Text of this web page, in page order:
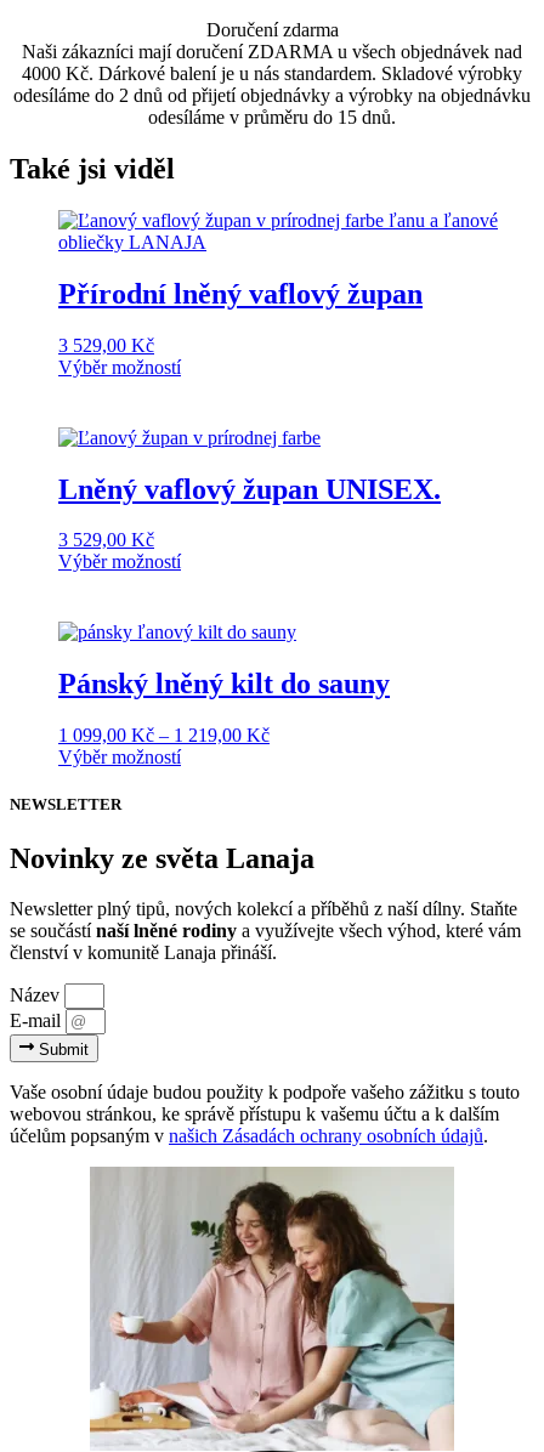
Doručení zdarma
Naši zákazníci mají doručení ZDARMA u všech objednávek nad
4000 Kč. Dárkové balení je u nás standardem. Skladové výrobky
odesíláme do 2 dnů od přijetí objednávky a výrobky na objednávku
odesíláme v průměru do 15 dnů.
Také jsi viděl
Přírodní lněný vaflový župan
3 529,00 Kč
Výběr možnostíTento
více
variant.
Možnosti
lze
stránce
Lněný vaflový župan UNISEX.
3 529,00 Kč
Výběr možnostíTento
více
variant.
Možnosti
lze
na
stránce
Pánský lněný kilt do sauny
1 099,00 Kč – 1 219,00 KčRozpětí
219,00 Kč
Výběr možnostíTento
variant.
Možnosti
vybrat
na
stránce
NEWSLETTER
Novinky ze světa Lanaja
Newsletter plný tipů, nových kolekcí a příběhů z naší dílny. Staňte
se součástí naší lněné rodiny a využívejte všech výhod, které vám
členství v komunitě Lanaja přináší.
Název
E-mail
Submit
Vaše osobní údaje budou použity k podpoře vašeho zážitku s touto
webovou stránkou, ke správě přístupu k vašemu účtu a k dalším
účelům popsaným v našich Zásadách ochrany osobních údajů.